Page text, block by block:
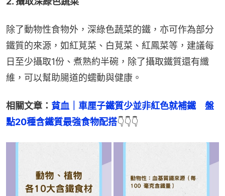
除了動物性食物外，深綠色蔬菜的鐵，亦可作為部分
鐵質的來源，如紅莧菜、白莧菜、紅鳳菜等，建議每
日至少攝取1份、煮熟約半碗，除了攝取鐵質還有纖
維，可以幫助腸道的蠕動與健康。
相關文章： 貧血｜車厘子鐵質少並非紅色就補鐵　盤
點20種含鐵質最強食物配搭👇👇👇